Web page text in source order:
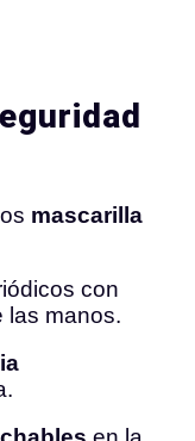
mascarilla
con
las manos.